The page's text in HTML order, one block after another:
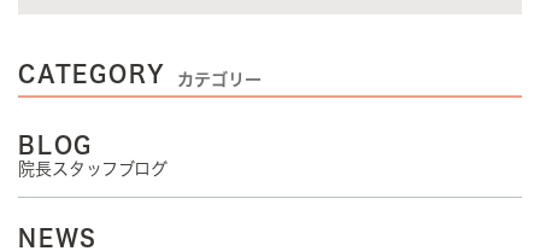
CATEGORY カテゴリー
BLOG
院長スタッフブログ
NEWS